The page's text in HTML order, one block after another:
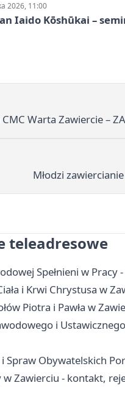
2026, 11:00
Iaido Kōshūkai –
Warta Zawiercie –
Młodzi
teleadresowe
Spełnieni w
i Krwi Chrystusa w
Piotra i Pawła w
i
Spraw Obywatelskich
Zawierciu - kontakt,